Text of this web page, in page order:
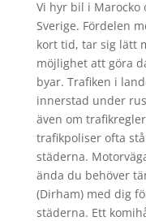
Vi hyr bil i Marocko
Sverige. Fördelen
kort tid, tar sig lätt
möjlighet att göra
byar. Trafiken i
innerstad under
även om
trafikpoliser ofta
städerna.
ända du behöver
(Dirham) med dig
städerna. Ett